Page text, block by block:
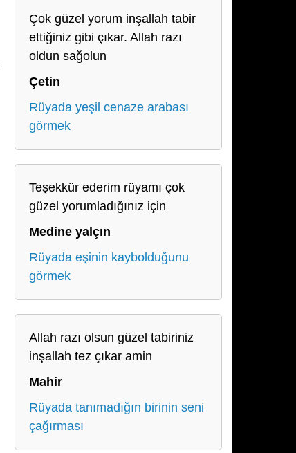
Çok güzel yorum inşallah tabir
ettiğiniz gibi çıkar. Allah razı
oldun sağolun
Çetin
Rüyada yeşil cenaze arabası
görmek
Teşekkür ederim rüyamı çok
güzel yorumladığınız için
Medine yalçın
Rüyada eşinin kaybolduğunu
görmek
Allah razı olsun güzel tabiriniz
inşallah tez çıkar amin
Mahir
Rüyada tanımadığın birinin seni
çağırması